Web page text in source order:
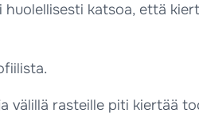
katsoa, että
välillä rasteille piti kiertää